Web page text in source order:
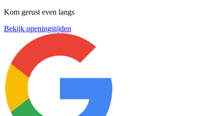
Kom gerust even langs
Bekijk openingstijden